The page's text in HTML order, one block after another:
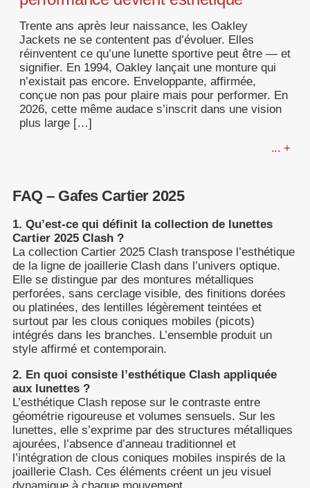
Trente ans après leur naissance, les Oakley
Jackets ne se contentent pas d’évoluer. Elles
réinventent ce qu’une lunette sportive peut être — et
signifier. En 1994, Oakley lançait une monture qui
n’existait pas encore. Enveloppante, affirmée,
conçue non pas pour plaire mais pour performer. En
2026, cette même audace s’inscrit dans une vision
plus large […]
... +
FAQ – Gafes Cartier 2025
1. Qu’est-ce qui définit la collection de lunettes
Cartier 2025 Clash ?
La collection Cartier 2025 Clash transpose l’esthétique
de la ligne de joaillerie Clash dans l’univers optique.
Elle se distingue par des montures métalliques
perforées, sans cerclage visible, des finitions dorées
ou platinées, des lentilles légèrement teintées et
surtout par les clous coniques mobiles (picots)
intégrés dans les branches. L’ensemble produit un
style affirmé et contemporain.
2. En quoi consiste l’esthétique Clash appliquée
aux lunettes ?
L’esthétique Clash repose sur le contraste entre
géométrie rigoureuse et volumes sensuels. Sur les
lunettes, elle s’exprime par des structures métalliques
ajourées, l’absence d’anneau traditionnel et
l’intégration de clous coniques mobiles inspirés de la
joaillerie Clash. Ces éléments créent un jeu visuel